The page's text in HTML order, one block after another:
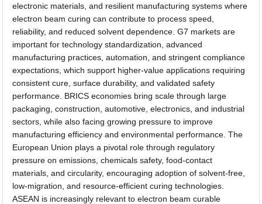
electronic materials, and resilient manufacturing systems where
electron beam curing can contribute to process speed,
reliability, and reduced solvent dependence. G7 markets are
important for technology standardization, advanced
manufacturing practices, automation, and stringent compliance
expectations, which support higher-value applications requiring
consistent cure, surface durability, and validated safety
performance. BRICS economies bring scale through large
packaging, construction, automotive, electronics, and industrial
sectors, while also facing growing pressure to improve
manufacturing efficiency and environmental performance. The
European Union plays a pivotal role through regulatory
pressure on emissions, chemicals safety, food-contact
materials, and circularity, encouraging adoption of solvent-free,
low-migration, and resource-efficient curing technologies.
ASEAN is increasingly relevant to electron beam curable